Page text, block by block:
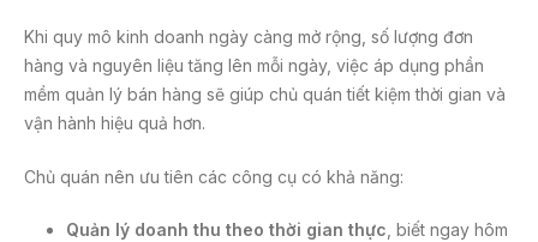
Khi quy mô kinh doanh ngày càng mở rộng, số lượng đơn
hàng và nguyên liệu tăng lên mỗi ngày, việc áp dụng phần
mềm quản lý bán hàng sẽ giúp chủ quán tiết kiệm thời gian và
vận hành hiệu quả hơn.
Chủ quán nên ưu tiên các công cụ có khả năng:
Quản lý doanh thu theo thời gian thực , biết ngay hôm